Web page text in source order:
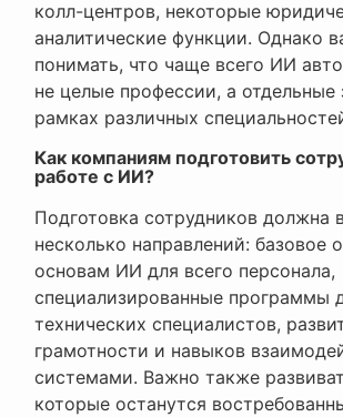
колл-центров, некоторые
аналитические функции. Однако
понимать, что чаще всего ИИ
не целые профессии, а отдельные
рамках различных
Как компаниям подготовить
работе с ИИ?
Подготовка сотрудников должна
несколько направлений: базовое
основам ИИ для всего персонала,
специализированные программы
технических специалистов,
грамотности и навыков
системами. Важно также
которые останутся